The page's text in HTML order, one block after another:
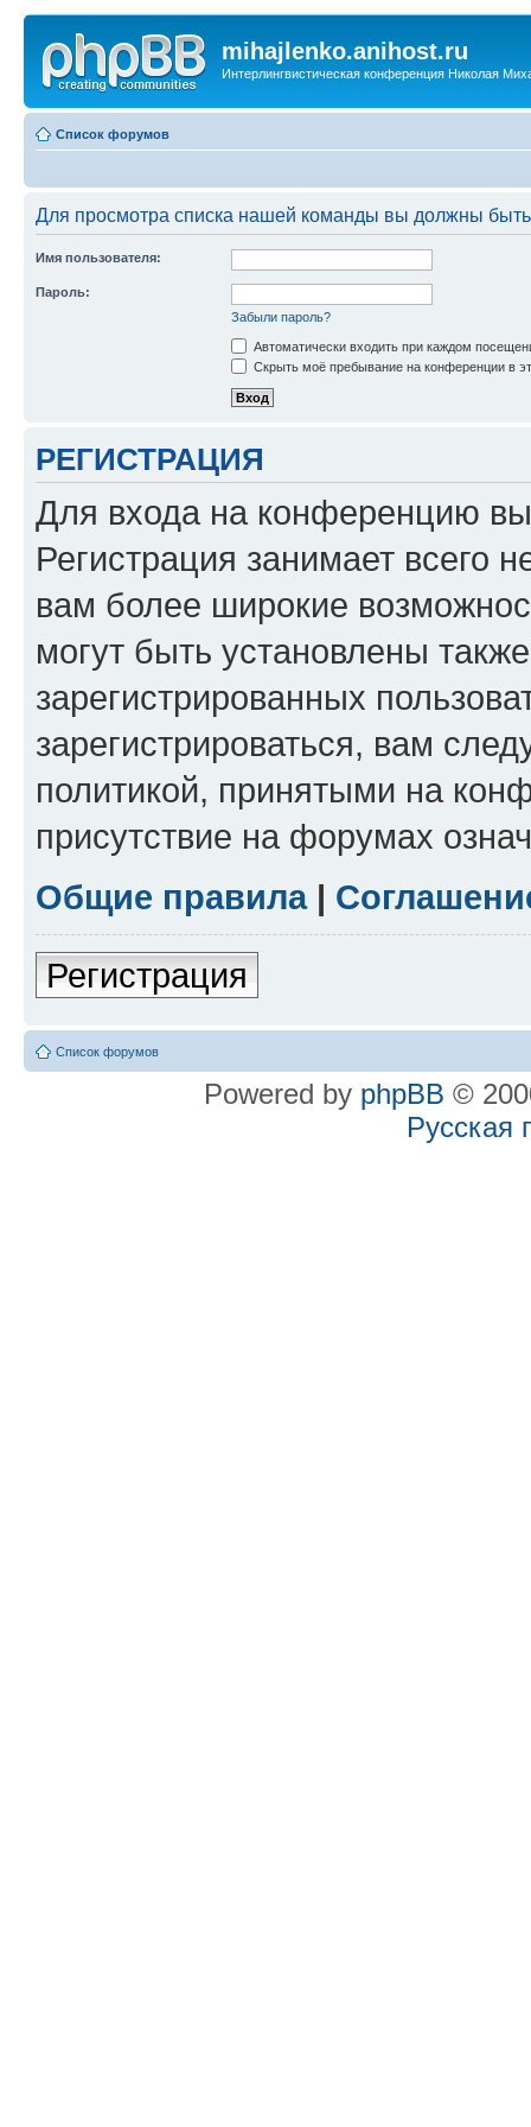
mihajlenko.anihost.ru
Интерлингвистическая конференция Николая
Список форумов
Для просмотра списка нашей команды вы должны
Имя пользователя:
Пароль:
Забыли пароль?
Автоматически входить при каждом
Скрыть моё пребывание на конференции в
РЕГИСТРАЦИЯ
Для входа на конференцию
Регистрация занимает всего
вам более широкие
могут быть установлены
зарегистрированных
зарегистрироваться, вам
политикой, принятыми на
присутствие на форумах
Общие правила|
Регистрация
Список форумов
Powered by phpBB ©
Русская